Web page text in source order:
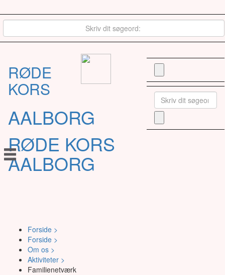
RØDE
KORS
AALBORG
RØDE KORS
AALBORG
Forside >
Forside >
Om os >
Aktiviteter >
Familienetværk